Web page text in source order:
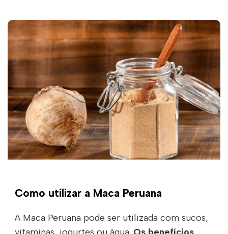
Como utilizar a Maca Peruana
A Maca Peruana pode ser utilizada com sucos,
vitaminas, iogurtes ou água. Os benefícios